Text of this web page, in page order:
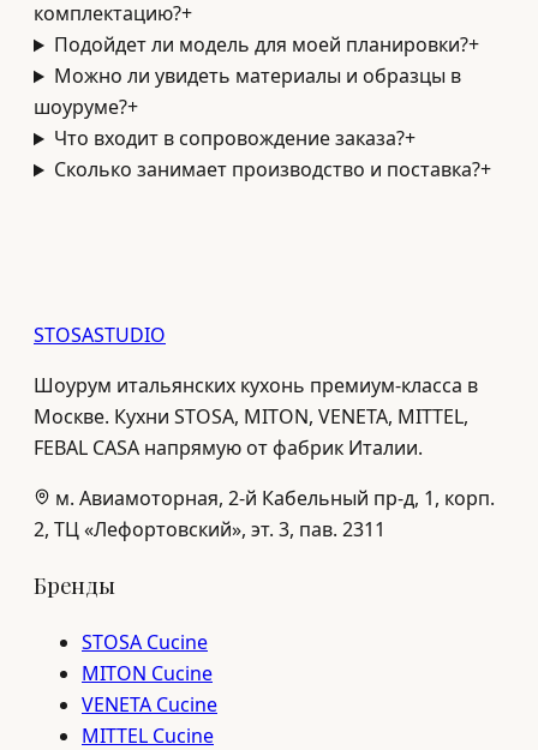
комплектацию?+
Подойдет ли модель для моей планировки?+
Можно ли увидеть материалы и образцы в
шоуруме?+
Что входит в сопровождение заказа?+
Сколько занимает производство и поставка?+
STOSASTUDIO
Шоурум итальянских кухонь премиум-класса в
Москве. Кухни STOSA, MITON, VENETA, MITTEL,
FEBAL CASA напрямую от фабрик Италии.
м. Авиамоторная, 2-й Кабельный пр-д, 1, корп.
2, ТЦ «Лефортовский», эт. 3, пав. 2311
Бренды
STOSA Cucine
MITON Cucine
VENETA Cucine
MITTEL Cucine